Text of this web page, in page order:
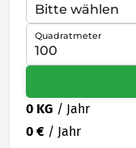
Quadratmeter
0 KG / Jahr
0 € / Jahr